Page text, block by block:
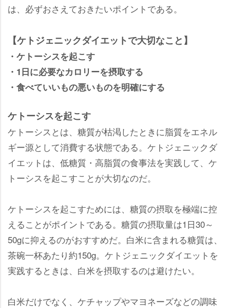
は、必ずおさえておきたいポイントである。
【ケトジェニックダイエットで大切なこと】
・ケトーシスを起こす
・1日に必要なカロリーを摂取する
・食べていいもの悪いものを明確にする
ケトーシスを起こす
ケトーシスとは、糖質が枯渇したときに脂質をエネル
ギー源として消費する状態である。ケトジェニックダ
イエットは、低糖質・高脂質の食事法を実践して、ケ
トーシスを起こすことが大切なのだ。
ケトーシスを起こすためには、糖質の摂取を極端に控
えることがポイントである。糖質の摂取量は1日30～
50gに抑えるのがおすすめだ。白米に含まれる糖質は、
茶碗一杯あたり約150g。ケトジェニックダイエットを
実践するときは、白米を摂取するのは避けたい。
白米だけでなく、ケチャップやマヨネーズなどの調味